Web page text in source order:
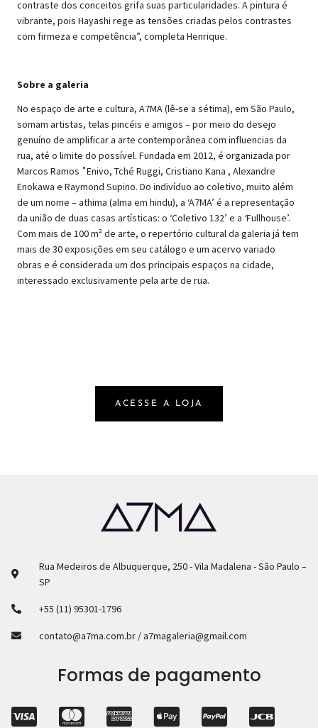
contraste dos conceitos grifa suas particularidades. A pintura é
vibrante, pois Hayashi rege as tensões criadas pelos contrastes
com firmeza e competência”, completa Henrique.
Sobre a galeria
No espaço de arte e cultura, A7MA (lê-se a sétima), em São Paulo,
somam artistas, telas pincéis e amigos – por meio do desejo
genuíno de amplificar a arte contemporânea com influencias da
rua, até o limite do possível. Fundada em 2012, é organizada por
Marcos Ramos ˚Enivo, Tché Ruggi, Cristiano Kana , Alexandre
Enokawa e Raymond Supino. Do indivíduo ao coletivo, muito além
de um nome – athima (alma em hindu), a ‘A7MA’ é a representação
da união de duas casas artísticas: o ‘Coletivo 132’ e a ‘Fullhouse’.
Com mais de 100 m² de arte, o repertório cultural da galeria já tem
mais de 30 exposições em seu catálogo e um acervo variado
obras e é considerada um dos principais espaços na cidade,
interessado exclusivamente pela arte de rua.
ACESSE A LOJA
Rua Medeiros de Albuquerque, 250 - Vila Madalena - São Paulo –
SP
+55 (11) 95301-1796
contato@a7ma.com.br / a7magaleria@gmail.com
Formas de pagamento